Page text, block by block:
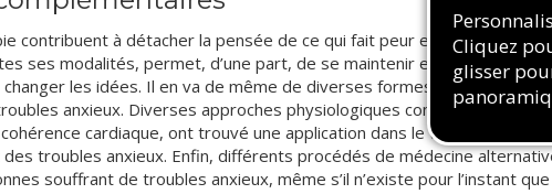
contribuent à détacher la pensée de ce qui fait peur et à la diriger
ses modalités, permet, d’une part, de se maintenir en bonne forme
les idées. Il en va de même de diverses formes de yoga qui
anxieux. Diverses approches physiologiques comme le
cohérence cardiaque, ont trouvé une application dans le traitement du
troubles anxieux. Enfin, différents procédés de médecine
souffrant de troubles anxieux, même s’il n’existe pour l’instant